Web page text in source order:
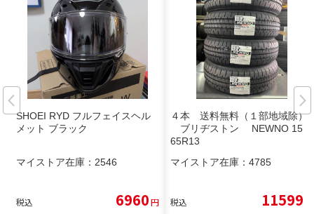
SHOEI RYD フルフェイスヘル
メット ブラック
マイストア在庫： 2546
税込 6960円
４本 送料無料（１部地域除）
ブリヂストン NEWNO 155/
65R13
マイストア在庫： 4785
税込 11599